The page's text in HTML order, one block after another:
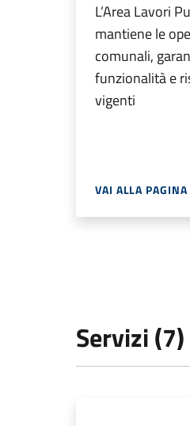
L’Area Lavori
mantiene le
comunali,
funzionalità e
vigenti
VAI ALLA PAGINA
Servizi (7)